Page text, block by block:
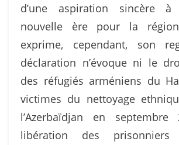
d’une aspiration sincère
nouvelle ère pour la
exprime, cependant, son
déclaration n’évoque ni le
des réfugiés arméniens du
victimes du nettoyage
l’Azerbaïdjan en
libération des